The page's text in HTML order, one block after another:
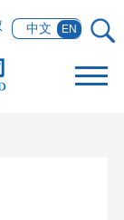
中文 EN